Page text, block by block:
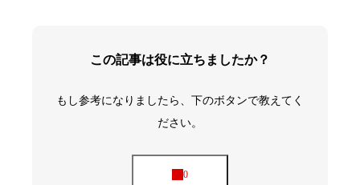
この記事は役に立ちましたか？
もし参考になりましたら、下のボタンで教えてく
ださい。